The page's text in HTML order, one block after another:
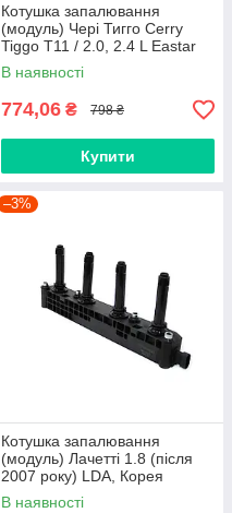
Котушка запалювання
(модуль) Чері Тигго Cerry
Tiggo T11 / 2.0, 2.4 L Eastar
2.4 L (3 контакт) Корея
В наявності
774,06 ₴ 798 ₴
Купити
–3%
Котушка запалювання
(модуль) Лачетті 1.8 (після
2007 року) LDA, Корея
В наявності